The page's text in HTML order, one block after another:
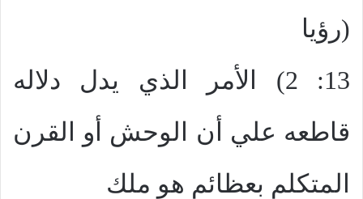
(رؤيا
13: 2) الأمر الذي يدل دلاله
قاطعه علي أن الوحش أو القرن
المتكلم بعظائم هو ملك